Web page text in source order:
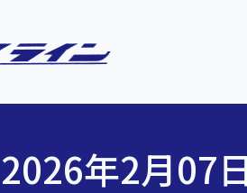
年2月07